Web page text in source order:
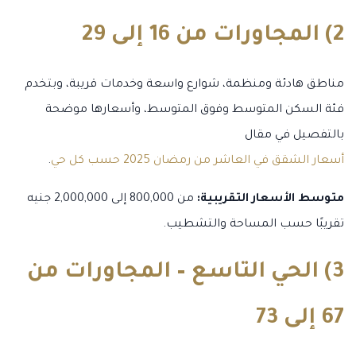
2) المجاورات من 16 إلى 29
مناطق هادئة ومنظمة، شوارع واسعة وخدمات قريبة، وبتخدم
فئة السكن المتوسط وفوق المتوسط، وأسعارها موضحة
بالتفصيل في مقال
أسعار الشقق في العاشر من رمضان 2025 حسب كل حي
.
متوسط الأسعار التقريبية:
من 800,000 إلى 2,000,000 جنيه
تقريبًا حسب المساحة والتشطيب.
3) الحي التاسع – المجاورات من
67 إلى 73